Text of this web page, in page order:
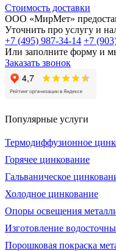
Стоимость доставки
ООО «МирМет»
Уточнить про услугу и
+7 (495) 987-34-14 +7
Или заполните форму и
Заказать звонок
Популярные услуги
Термодиффузионное
Горячее цинкование
Гальваническое
Холодное цинкование
Опоры освещения
Изготовление
Порошковая покраска